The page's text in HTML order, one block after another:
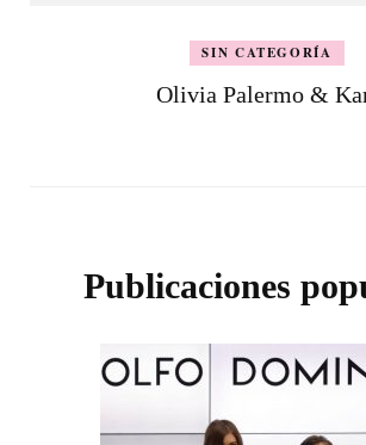
SIN CATEGORÍA
Olivia Palermo &
Publicaciones